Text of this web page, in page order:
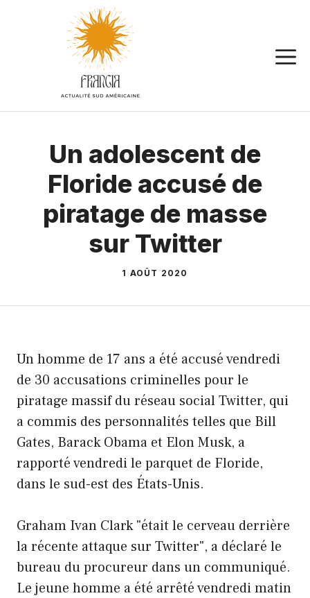
Un adolescent de
Floride accusé de
piratage de masse
sur Twitter
1 AOÛT 2020
Un homme de 17 ans a été accusé vendredi
de 30 accusations criminelles pour le
piratage massif du réseau social Twitter, qui
a commis des personnalités telles que Bill
Gates, Barack Obama et Elon Musk, a
rapporté vendredi le parquet de Floride,
dans le sud-est des États-Unis.
Graham Ivan Clark "était le cerveau derrière
la récente attaque sur Twitter", a déclaré le
bureau du procureur dans un communiqué.
Le jeune homme a été arrêté vendredi matin